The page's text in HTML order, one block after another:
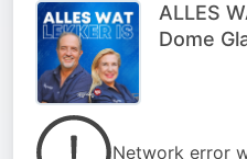
ALLES
Dome
Network error